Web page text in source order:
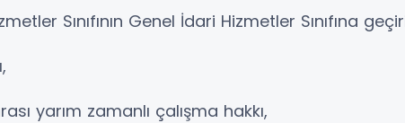
Sınıfının Genel İdari Hizmetler Sınıfına
yarım zamanlı çalışma hakkı,